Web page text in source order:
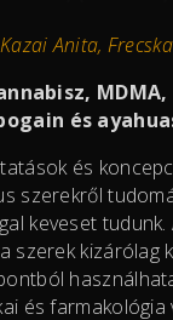
Anita,
és
és
szerekről
keveset
szerek kizárólag
és farmakológia